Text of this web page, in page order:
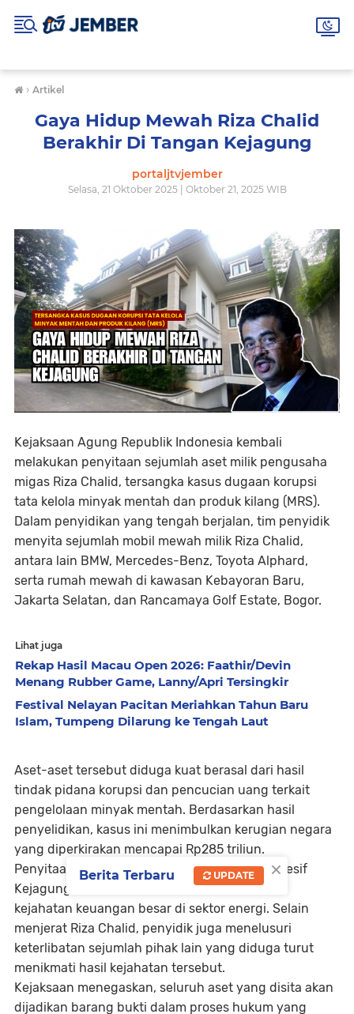
› Artikel
Gaya Hidup Mewah Riza Chalid
Berakhir Di Tangan Kejagung
portaljtvjember
Selasa, 21 Oktober 2025 | Oktober 21, 2025 WIB
Kejaksaan Agung Republik Indonesia kembali
melakukan penyitaan sejumlah aset milik pengusaha
migas Riza Chalid, tersangka kasus dugaan korupsi
tata kelola minyak mentah dan produk kilang (MRS).
Dalam penyidikan yang tengah berjalan, tim penyidik
menyita sejumlah mobil mewah milik Riza Chalid,
antara lain BMW, Mercedes-Benz, Toyota Alphard,
serta rumah mewah di kawasan Kebayoran Baru,
Jakarta Selatan, dan Rancamaya Golf Estate, Bogor.
Lihat juga
Rekap Hasil Macau Open 2026: Faathir/Devin
Menang Rubber Game, Lanny/Apri Tersingkir
Festival Nelayan Pacitan Meriahkan Tahun Baru
Islam, Tumpeng Dilarung ke Tengah Laut
Aset-aset tersebut diduga kuat berasal dari hasil
tindak pidana korupsi dan pencucian uang terkait
pengelolaan minyak mentah. Berdasarkan hasil
penyelidikan, kasus ini menimbulkan kerugian negara
yang diperkirakan mencapai Rp285 triliun.
Penyitaan ini menjadi bagian dari langkah agresif
Kejagung dalam menelusuri aliran dana hasil
kejahatan keuangan besar di sektor energi. Selain
menjerat Riza Chalid, penyidik juga menelusuri
keterlibatan sejumlah pihak lain yang diduga turut
menikmati hasil kejahatan tersebut.
Kejaksaan menegaskan, seluruh aset yang disita akan
dijadikan barang bukti dalam proses hukum yang
×
Berita Terbaru UPDATE